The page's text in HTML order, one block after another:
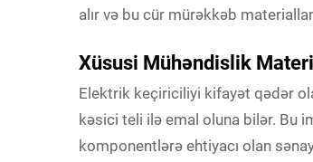
alır və bu cür mürəkkəb
Xüsusi Mühəndislik
Elektrik keçiriciliyi kifayət qədər
kəsici teli ilə emal oluna bilər. Bu
komponentlərə ehtiyacı olan